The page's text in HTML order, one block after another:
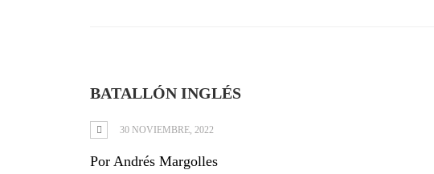
BATALLÓN INGLÉS
30 NOVIEMBRE, 2022
Por Andrés Margolles